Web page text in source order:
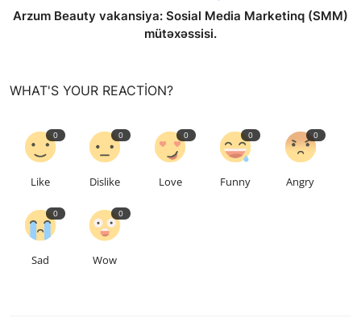
Arzum Beauty vakansiya: Sosial Media Marketinq (SMM)
mütəxəssisi.
WHAT'S YOUR REACTION?
0
Like
0
Dislike
0
Love
0
Funny
0
Angry
0
Sad
0
Wow